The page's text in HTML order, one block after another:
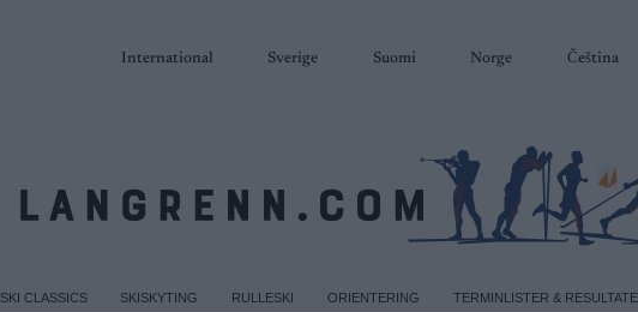
International Sverige Suomi Norge Čeština
SKI CLASSICS SKISKYTING RULLESKI ORIENTERING TERMINLISTER &